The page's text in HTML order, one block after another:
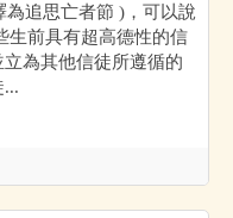
為追思亡者節 )，可以說
生前具有超高德性的信
為其他信徒所遵循的